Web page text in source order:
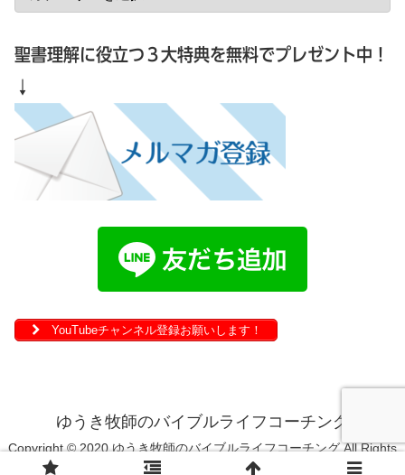
聖書理解に役立つ３大特典を無料でプレゼント中！
↓
YouTubeチャンネル登録お願いします！
ゆうき牧師のバイブルライフコーチング
Copyright © 2020 ゆうき牧師のバイブルライフコーチング All Rights